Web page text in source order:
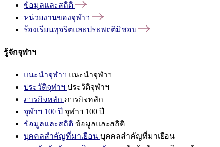
ข้อมูลและสถิติ
หน่วยงานของจุฬาฯ
ร้องเรียนทุจริตและประพฤติมิชอบ
รู้จักจุฬาฯ
แนะนำจุฬาฯ แนะนำจุฬาฯ
ประวัติจุฬาฯ ประวัติจุฬาฯ
ภารกิจหลัก ภารกิจหลัก
จุฬาฯ 100 ปี จุฬาฯ 100 ปี
ข้อมูลและสถิติ ข้อมูลและสถิติ
บุคคลสำคัญที่มาเยือน บุคคลสำคัญที่มาเยือน